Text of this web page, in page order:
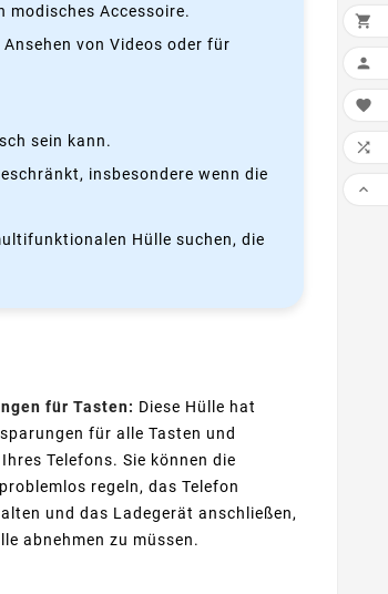
modisches Accessoire.
von Videos oder für
sein kann.
insbesondere wenn die
Hülle suchen, die
für Tasten: Diese Hülle hat
für alle Tasten und
Telefons. Sie können die
regeln, das Telefon
und das Ladegerät anschließen,
abnehmen zu müssen.




